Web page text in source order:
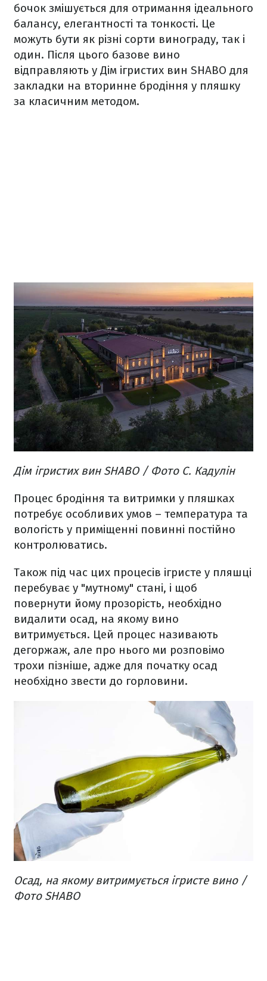
бочок змішується для отримання ідеального
балансу, елегантності та тонкості. Це
можуть бути як різні сорти винограду, так і
один. Після цього базове вино
відправляють у Дім ігристих вин SHABO для
закладки на вторинне бродіння у пляшку
за класичним методом.
Дім ігристих вин SHABO / Фото С. Кадулін
Процес бродіння та витримки у пляшках
потребує особливих умов – температура та
вологість у приміщенні повинні постійно
контролюватись.
Також під час цих процесів ігристе у пляшці
перебуває у "мутному" стані, і щоб
повернути йому прозорість, необхідно
видалити осад, на якому вино
витримується. Цей процес називають
дегоржаж, але про нього ми розповімо
трохи пізніше, адже для початку осад
необхідно звести до горловини.
Осад, на якому витримується ігристе вино /
Фото SHABO